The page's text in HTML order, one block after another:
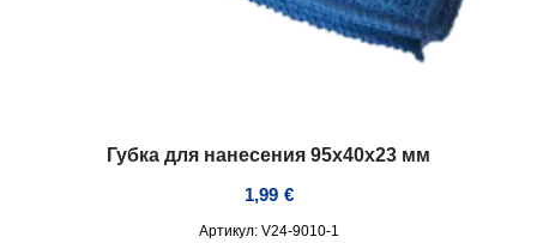
Губка для нанесения 95x40x23 мм
1,99 €
Артикул: V24-9010-1